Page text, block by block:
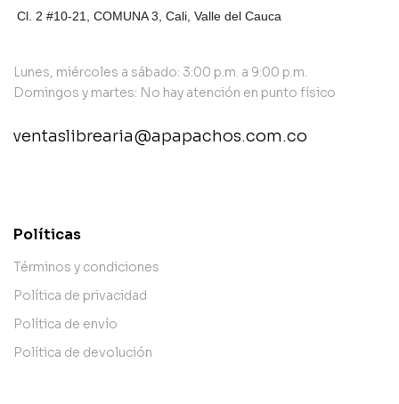
Cl. 2 #10-21, COMUNA 3, Cali, Valle del Cauca
Lunes, miércoles a sábado: 3:00 p.m. a 9:00 p.m.
Domingos y martes: No hay atención en punto físico
ventaslibrearia@apapachos.com.co
Políticas
Términos y condiciones
Política de privacidad
Política de envío
Política de devolución